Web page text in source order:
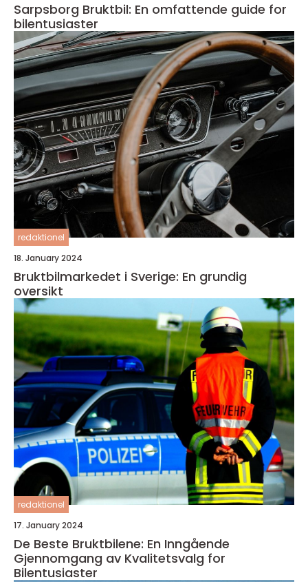
Sarpsborg Bruktbil: En omfattende guide for
bilentusiaster
redaktionel
18. January 2024
Bruktbilmarkedet i Sverige: En grundig
oversikt
redaktionel
17. January 2024
De Beste Bruktbilene: En Inngående
Gjennomgang av Kvalitetsvalg for
Bilentusiaster